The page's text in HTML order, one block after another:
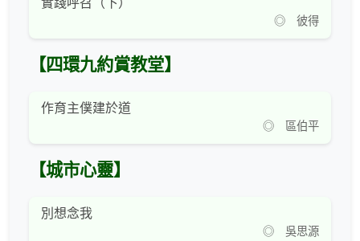
實踐呼召（下）
◎ 彼得
【四環九約賞教堂】
作育主僕建於道
◎ 區伯平
【城市心靈】
別想念我
◎ 吳思源